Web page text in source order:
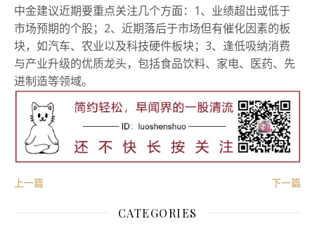
中金建议近期要重点关注几个方面： 1、业绩超出或低于
市场预期的个股； 2、近期落后于市场但有催化因素的板
块，如汽车、农业以及科技硬件板块； 3、逢低吸纳消费
与产业升级的优质龙头，包括食品饮料、家电、医药、先
进制造等领域。
上一篇 下一篇
CATEGORIES